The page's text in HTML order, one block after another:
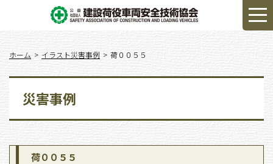
ホーム イラスト災害事例 荷００５５
災害事例
荷００５５